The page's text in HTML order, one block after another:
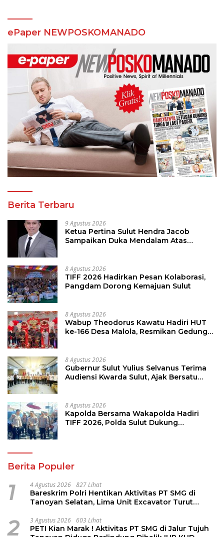
ePaper NEWPOSKOMANADO
Berita Terbaru
9 Agustus 2026
Ketua Pertina Sulut Hendra Jacob
Sampaikan Duka Mendalam Atas
8 Agustus 2026
TIFF 2026 Hadirkan Pesan Kolaborasi,
Pangdam Dorong Kemajuan Sulut
8 Agustus 2026
Wabup Theodorus Kawatu Hadiri HUT
ke-166 Desa Malola, Resmikan Gedung
8 Agustus 2026
Gubernur Sulut Yulius Selvanus Terima
Audiensi Kwarda Sulut, Ajak Bersatu
8 Agustus 2026
Kapolda Bersama Wakapolda Hadiri
TIFF 2026, Polda Sulut Dukung
Berita Populer
1 4 Agustus 2026 827 Lihat
Bareskrim Polri Hentikan Aktivitas PT SMG di
Tanoyan Selatan, Lima Unit Excavator Turut
2 3 Agustus 2026 603 Lihat
PETI Kian Marak ! Aktivitas PT SMG di Jalur Tujuh